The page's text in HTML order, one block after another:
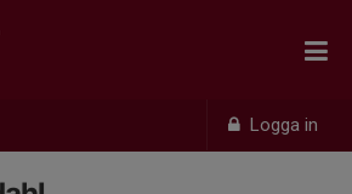
Logga in